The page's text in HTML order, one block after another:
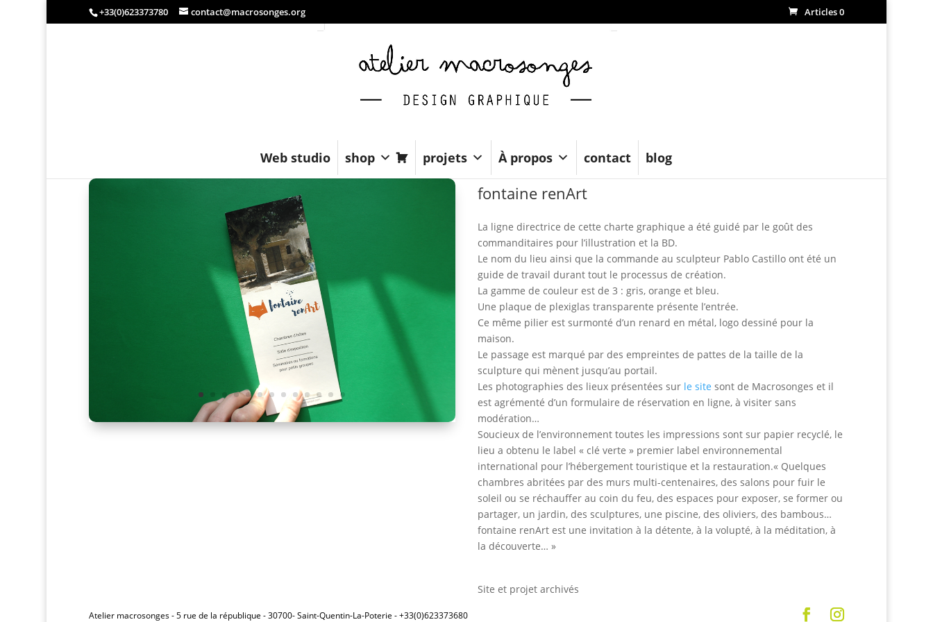
+33(0)623373780 contact@macrosonges.org Articles 0
Web studio shop projets À propos contact blog
fontaine renArt
La ligne directrice de cette charte graphique a été guidé par le goût des
commanditaires pour l’illustration et la BD.
Le nom du lieu ainsi que la commande au sculpteur Pablo Castillo ont été un
guide de travail durant tout le processus de création.
La gamme de couleur est de 3 : gris, orange et bleu.
Une plaque de plexiglas transparente présente l’entrée.
Ce même pilier est surmonté d’un renard en métal, logo dessiné pour la
maison.
Le passage est marqué par des empreintes de pattes de la taille de la
sculpture qui mènent jusqu’au portail.
Les photographies des lieux présentées sur le site sont de Macrosonges et il
est agrémenté d’un formulaire de réservation en ligne, à visiter sans
modération…
Soucieux de l’environnement toutes les impressions sont sur papier recyclé, le
lieu a obtenu le label « clé verte » premier label environnemental
international pour l’hébergement touristique et la restauration.« Quelques
chambres abritées par des murs multi-centenaires, des salons pour fuir le
soleil ou se réchauffer au coin du feu, des espaces pour exposer, se former ou
partager, un jardin, des sculptures, une piscine, des oliviers, des bambous…
fontaine renArt est une invitation à la détente, à la volupté, à la méditation, à
la découverte… »
Site et projet archivés
Atelier macrosonges - 5 rue de la république - 30700- Saint-Quentin-La-Poterie - +33(0)623373680